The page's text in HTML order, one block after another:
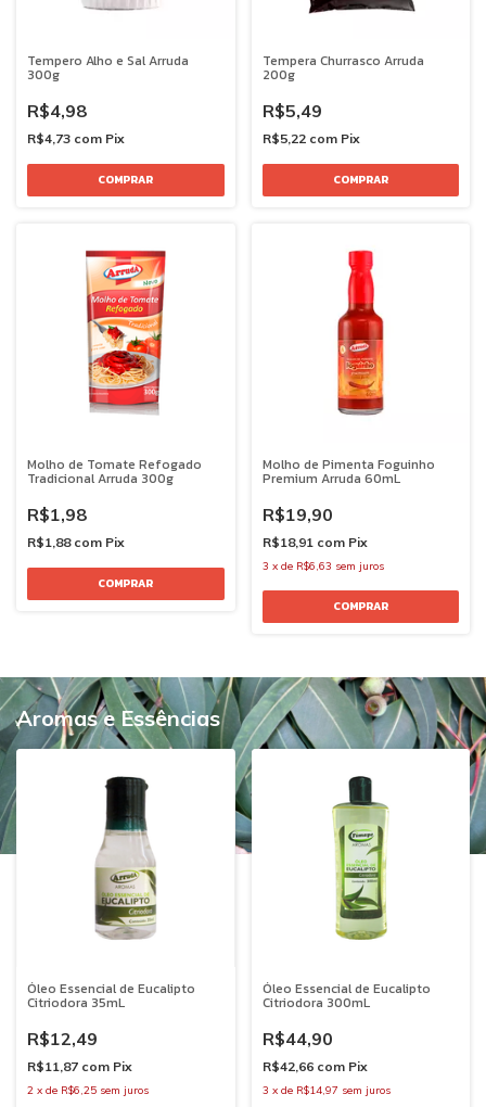
Tempero Alho e Sal Arruda
300g
R$4,98
R$4,73 com Pix
Tempera Churrasco Arruda
200g
R$5,49
R$5,22 com Pix
Molho de Tomate Refogado
Tradicional Arruda 300g
R$1,98
R$1,88 com Pix
Molho de Pimenta Foguinho
Premium Arruda 60mL
R$19,90
R$18,91 com Pix
3 x de R$6,63 sem juros
Aromas e Essências
Óleo Essencial de Eucalipto
Citriodora 35mL
R$12,49
R$11,87 com Pix
2 x de R$6,25 sem juros
Óleo Essencial de Eucalipto
Citriodora 300mL
R$44,90
R$42,66 com Pix
3 x de R$14,97 sem juros